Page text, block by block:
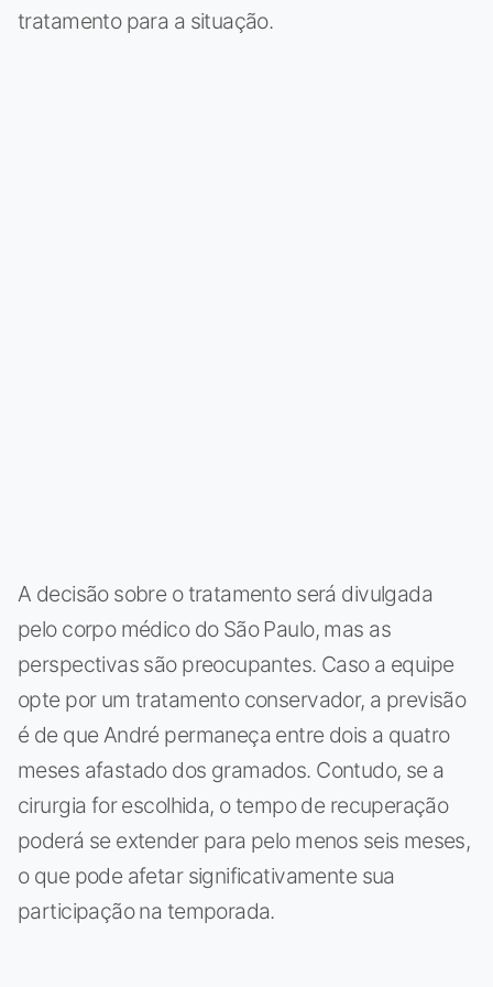
tratamento para a situação.
A decisão sobre o tratamento será divulgada
pelo corpo médico do São Paulo, mas as
perspectivas são preocupantes. Caso a equipe
opte por um tratamento conservador, a previsão
é de que André permaneça entre dois a quatro
meses afastado dos gramados. Contudo, se a
cirurgia for escolhida, o tempo de recuperação
poderá se extender para pelo menos seis meses,
o que pode afetar significativamente sua
participação na temporada.